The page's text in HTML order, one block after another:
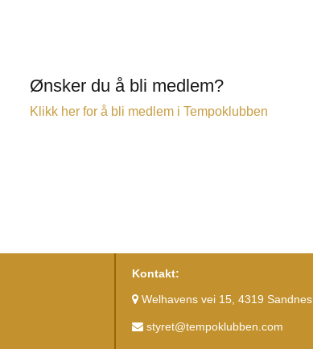
Ønsker du å bli medlem?
Klikk her for å bli medlem i Tempoklubben
Kontakt:
Welhavens vei 15, 4319 Sandnes
styret@tempoklubben.com